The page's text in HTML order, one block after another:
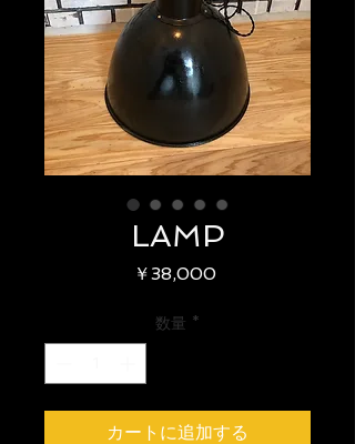
LAMP
￥38,000価
数量 *
カートに追加する